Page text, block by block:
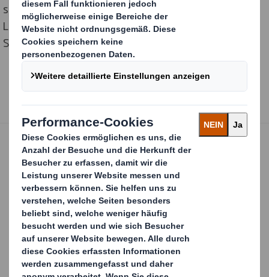
shop! D-A-CH Award Gewinner Silber in der Kategorie
Lebensmittel, Artikel des täglichen Bedarfs und
Süßwaren